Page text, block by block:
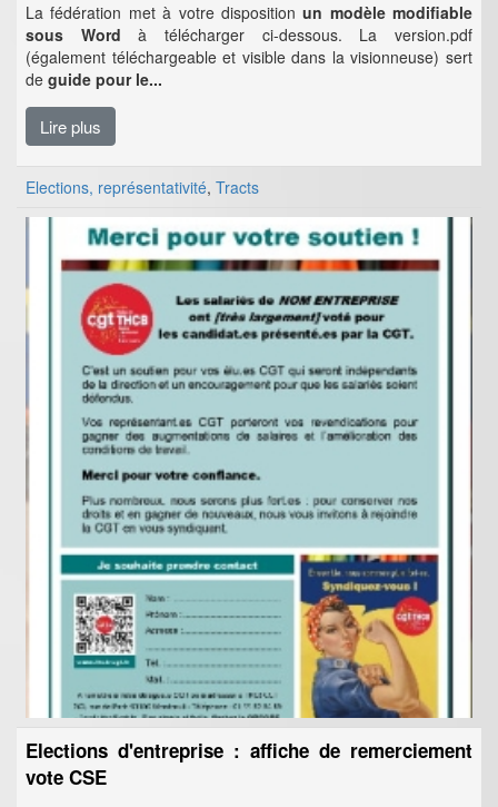
La fédération met à votre dispositionun modèle modifiable
sous Word à télécharger ci-dessous. La version.pdf
(également téléchargeable et visible dans la visionneuse) sert
de guide pour le...
Lire plus
Elections, représentativité, Tracts
Elections d'entreprise : affiche de remerciement
vote CSE